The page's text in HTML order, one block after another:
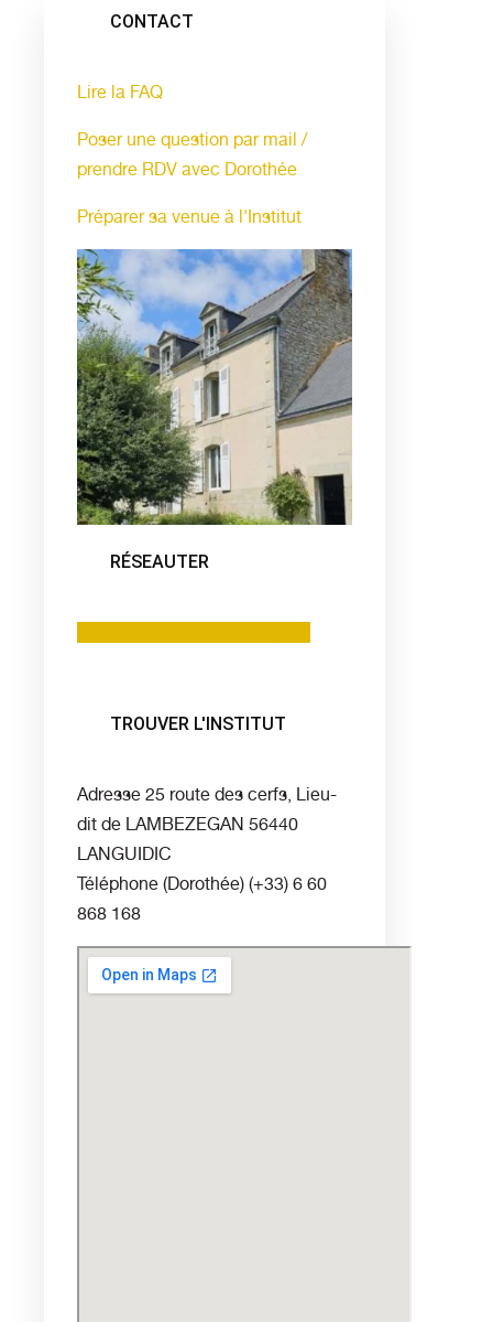
CONTACT
Lire la FAQ
Poser une question par mail /
prendre RDV avec Dorothée
Préparer sa venue à l'Institut
RÉSEAUTER
TROUVER L'INSTITUT
Adresse 25 route des cerfs, Lieu-
dit de LAMBEZEGAN 56440
LANGUIDIC
Téléphone (Dorothée) (+33) 6 60
868 168